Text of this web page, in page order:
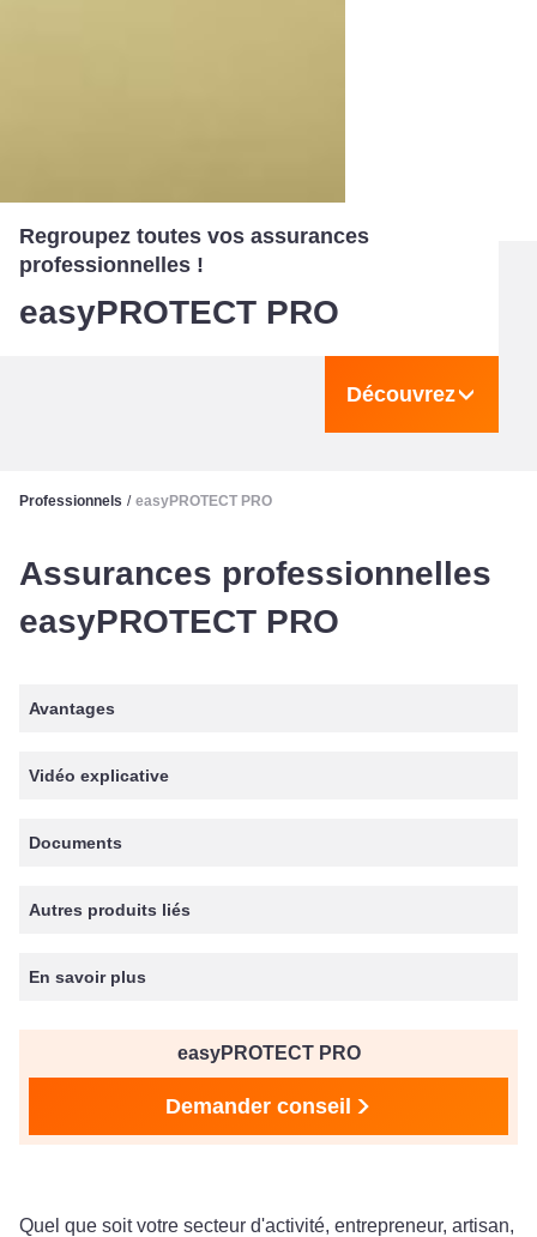
Regroupez toutes vos assurances
professionnelles !
easyPROTECT PRO
Découvrez
Professionnels / easyPROTECT PRO
Assurances professionnelles
easyPROTECT PRO
Avantages
Vidéo explicative
Documents
Autres produits liés
En savoir plus
easyPROTECT PRO
Demander conseil
Quel que soit votre secteur d'activité, entrepreneur, artisan,